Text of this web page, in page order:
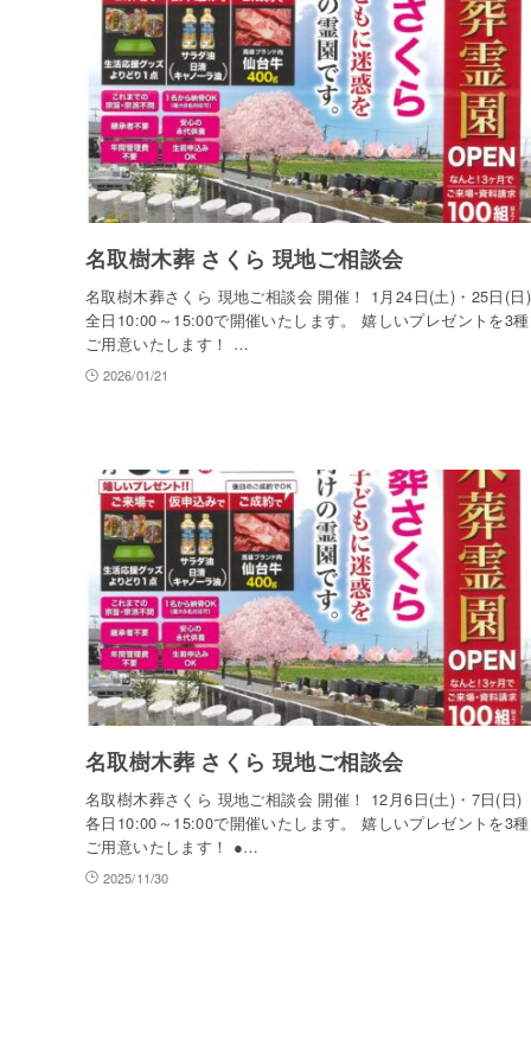
名取樹木葬 さくら 現地ご相談会
名取樹木葬さくら 現地ご相談会 開催！ 1月24日(土)・25日(日)
全日10:00～15:00で開催いたします。 嬉しいプレゼントを3種
ご用意いたします！ …
2026/01/21
名取樹木葬 さくら 現地ご相談会
名取樹木葬さくら 現地ご相談会 開催！ 12月6日(土)・7日(日)
各日10:00～15:00で開催いたします。 嬉しいプレゼントを3種
ご用意いたします！ ●…
2025/11/30